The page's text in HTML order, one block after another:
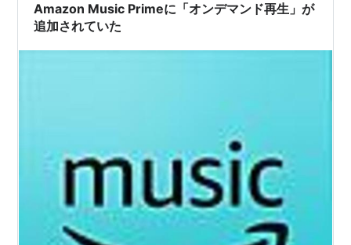
Amazon Music Primeに「オンデマンド再生」が
追加されていた